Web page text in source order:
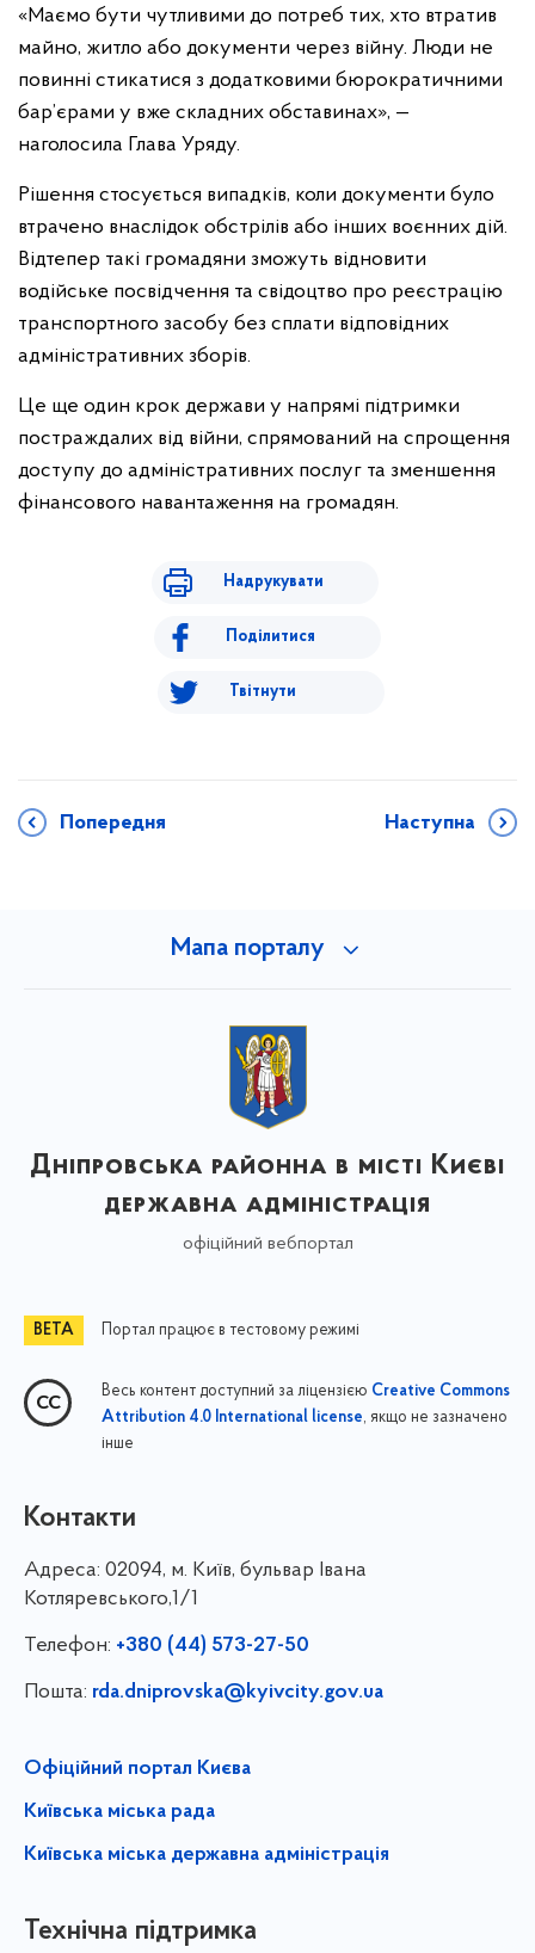
«Маємо бути чутливими до потреб тих, хто втратив
майно, житло або документи через війну. Люди не
повинні стикатися з додатковими бюрократичними
бар’єрами у вже складних обставинах», —
наголосила Глава Уряду.
Рішення стосується випадків, коли документи було
втрачено внаслідок обстрілів або інших воєнних дій.
Відтепер такі громадяни зможуть відновити
водійське посвідчення та свідоцтво про реєстрацію
транспортного засобу без сплати відповідних
адміністративних зборів.
Це ще один крок держави у напрямі підтримки
постраждалих від війни, спрямований на спрощення
доступу до адміністративних послуг та зменшення
фінансового навантаження на громадян.
Надрукувати
Поділитися
Твітнути
Попередня Наступна
Мапа порталу
Дніпровська районна в місті Києві
державна адміністрація
офіційний вебпортал
Портал працює в тестовому режимі
Весь контент доступний за ліцензією Creative Commons
Attribution 4.0 International license, якщо не зазначено
інше
Контакти
Адреса: 02094, м. Київ, бульвар Івана
Котляревського,1/1
Телефон: +380 (44) 573-27-50
Пошта: rda.dniprovska@kyivcity.gov.ua
Офіційний портал Києва
Київська міська рада
Київська міська державна адміністрація
Технічна підтримка